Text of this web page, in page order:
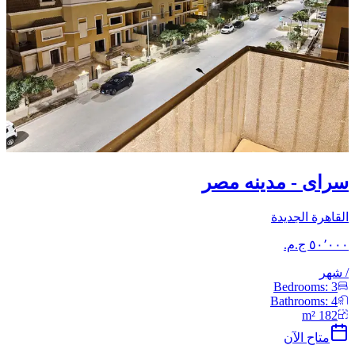
سراى - مدينه مصر
القاهرة الجديدة
/ شهر
Bedrooms: 3
Bathrooms: 4
182
متاح الآن